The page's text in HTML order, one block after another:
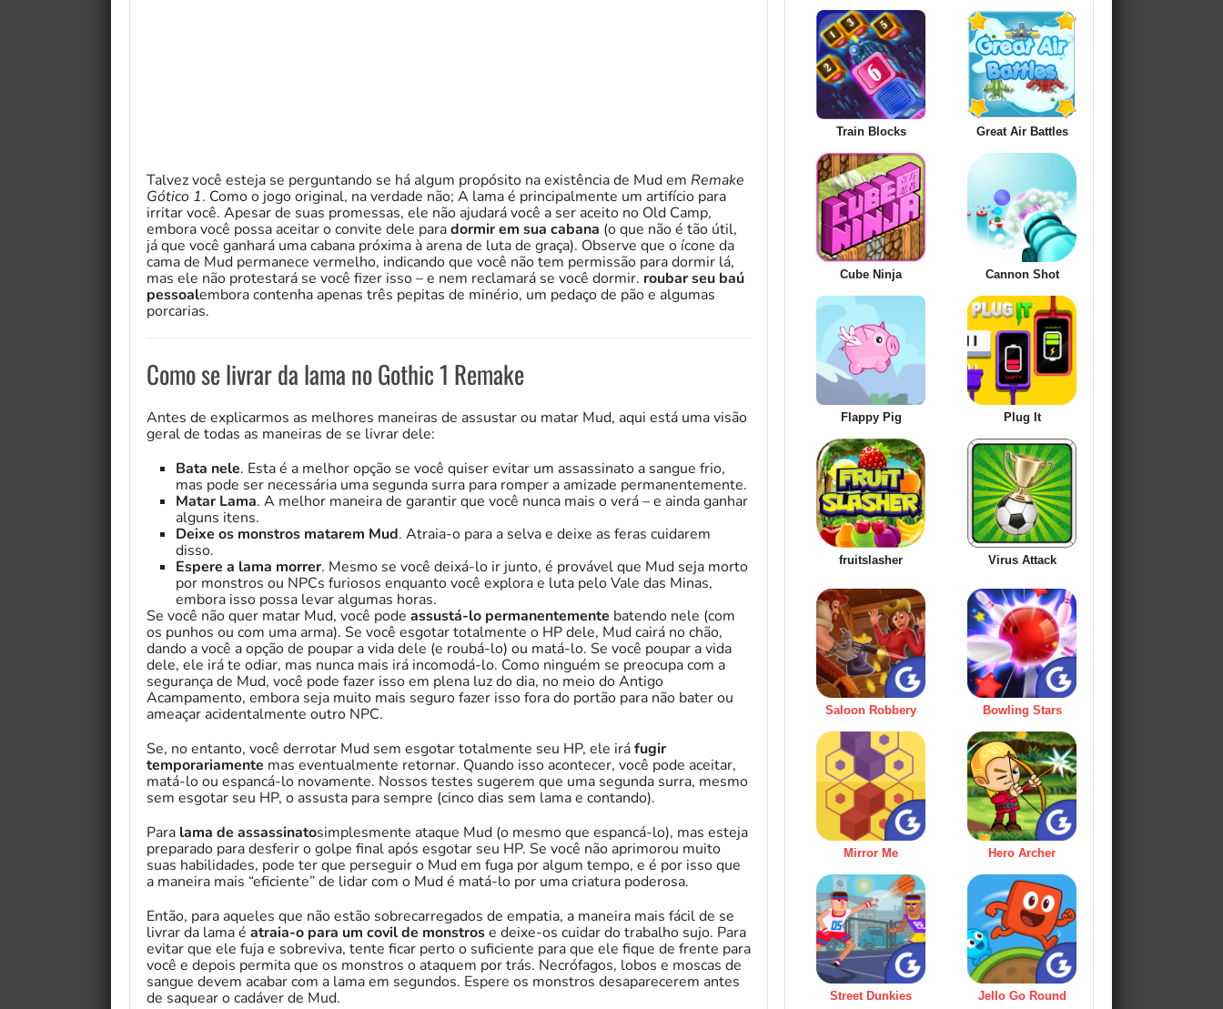
Talvez você esteja se perguntando se há algum propósito na existência de Mud em Remake
Gótico 1. Como o jogo original, na verdade não; A lama é principalmente um artifício para
irritar você. Apesar de suas promessas, ele não ajudará você a ser aceito no Old Camp,
embora você possa aceitar o convite dele paradormir em sua cabana (o que não é tão útil,
já que você ganhará uma cabana próxima à arena de luta de graça). Observe que o ícone da
cama de Mud permanece vermelho, indicando que você não tem permissão para dormir lá,
mas ele não protestará se você fizer isso – e nem reclamará se você dormir. roubar seu baú
pessoalembora contenha apenas três pepitas de minério, um pedaço de pão e algumas
porcarias.
Como se livrar da lama no Gothic 1 Remake
Antes de explicarmos as melhores maneiras de assustar ou matar Mud, aqui está uma visão
geral de todas as maneiras de se livrar dele:
Bata nele. Esta é a melhor opção se você quiser evitar um assassinato a sangue frio,
mas pode ser necessária uma segunda surra para romper a amizade permanentemente.
Matar Lama. A melhor maneira de garantir que você nunca mais o verá – e ainda ganhar
alguns itens.
Deixe os monstros matarem Mud. Atraia-o para a selva e deixe as feras cuidarem
disso.
Espere a lama morrer. Mesmo se você deixá-lo ir junto, é provável que Mud seja morto
por monstros ou NPCs furiosos enquanto você explora e luta pelo Vale das Minas,
embora isso possa levar algumas horas.
Se você não quer matar Mud, você pode assustá-lo permanentemente batendo nele (com
os punhos ou com uma arma). Se você esgotar totalmente o HP dele, Mud cairá no chão,
dando a você a opção de poupar a vida dele (e roubá-lo) ou matá-lo. Se você poupar a vida
dele, ele irá te odiar, mas nunca mais irá incomodá-lo. Como ninguém se preocupa com a
segurança de Mud, você pode fazer isso em plena luz do dia, no meio do Antigo
Acampamento, embora seja muito mais seguro fazer isso fora do portão para não bater ou
ameaçar acidentalmente outro NPC.
Se, no entanto, você derrotar Mud sem esgotar totalmente seu HP, ele iráfugir
temporariamente mas eventualmente retornar. Quando isso acontecer, você pode aceitar,
matá-lo ou espancá-lo novamente. Nossos testes sugerem que uma segunda surra, mesmo
sem esgotar seu HP, o assusta para sempre (cinco dias sem lama e contando).
Para lama de assassinatosimplesmente ataque Mud (o mesmo que espancá-lo), mas esteja
preparado para desferir o golpe final após esgotar seu HP. Se você não aprimorou muito
suas habilidades, pode ter que perseguir o Mud em fuga por algum tempo, e é por isso que
a maneira mais “eficiente” de lidar com o Mud é matá-lo por uma criatura poderosa.
Então, para aqueles que não estão sobrecarregados de empatia, a maneira mais fácil de se
livrar da lama é atraia-o para um covil de monstrose deixe-os cuidar do trabalho sujo. Para
evitar que ele fuja e sobreviva, tente ficar perto o suficiente para que ele fique de frente para
você e depois permita que os monstros o ataquem por trás. Necrófagos, lobos e moscas de
sangue devem acabar com a lama em segundos. Espere os monstros desaparecerem antes
de saquear o cadáver de Mud.
Train Blocks Great Air Battles
Cube Ninja Cannon Shot
Flappy Pig Plug It
fruitslasher Virus Attack
Saloon Robbery Bowling Stars
Mirror Me Hero Archer
Street Dunkies Jello Go Round